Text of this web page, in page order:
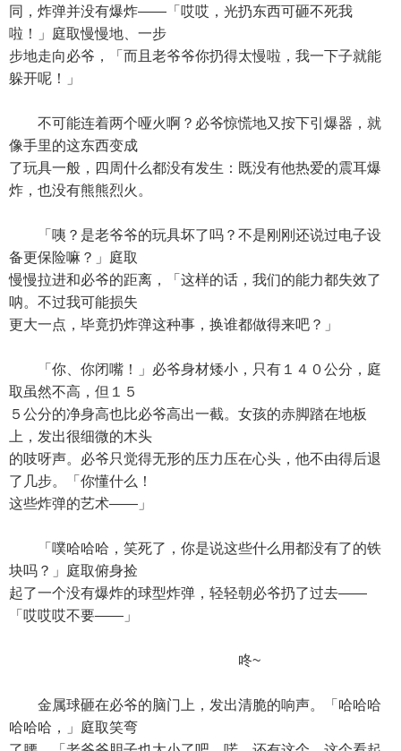
同，炸弹并没有爆炸——「哎哎，光扔东西可砸不死我
啦！」庭取慢慢地、一步
步地走向必爷，「而且老爷爷你扔得太慢啦，我一下子就能
躲开呢！」
不可能连着两个哑火啊？必爷惊慌地又按下引爆器，就
像手里的这东西变成
了玩具一般，四周什么都没有发生：既没有他热爱的震耳爆
炸，也没有熊熊烈火。
「咦？是老爷爷的玩具坏了吗？不是刚刚还说过电子设
备更保险嘛？」庭取
慢慢拉进和必爷的距离，「这样的话，我们的能力都失效了
呐。不过我可能损失
更大一点，毕竟扔炸弹这种事，换谁都做得来吧？」
「你、你闭嘴！」必爷身材矮小，只有１４０公分，庭
取虽然不高，但１５
５公分的净身高也比必爷高出一截。女孩的赤脚踏在地板
上，发出很细微的木头
的吱呀声。必爷只觉得无形的压力压在心头，他不由得后退
了几步。「你懂什么！
这些炸弹的艺术——」
「噗哈哈哈，笑死了，你是说这些什么用都没有了的铁
块吗？」庭取俯身捡
起了一个没有爆炸的球型炸弹，轻轻朝必爷扔了过去——
「哎哎哎不要——」
咚~
金属球砸在必爷的脑门上，发出清脆的响声。「哈哈哈
哈哈哈，」庭取笑弯